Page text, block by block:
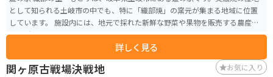
として知られる土岐市の中でも、特に「織部焼」の窯元が集まる地域に位置
しています。 施設内には、地元で採れた新鮮な野菜や果物を販売する農産物
直売所や、織部焼をはじめとする美濃焼の器を販売するショップ、地元の食
材を使った料理を提供するレストランなどがあります。 バイクで訪れる場
合、道の駅には広々とした駐車場が完備されているので安心です。また、周
辺には窯元巡りが楽しめる「織部ヒルズ」や、自然豊かな公園など、観光ス
詳しく見る
関ヶ原古戦場決戦地 お気に入り